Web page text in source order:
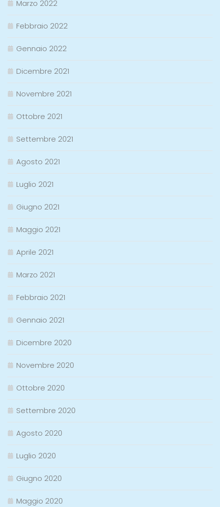
Marzo 2022
Febbraio 2022
Gennaio 2022
Dicembre 2021
Novembre 2021
Ottobre 2021
Settembre 2021
Agosto 2021
Luglio 2021
Giugno 2021
Maggio 2021
Aprile 2021
Marzo 2021
Febbraio 2021
Gennaio 2021
Dicembre 2020
Novembre 2020
Ottobre 2020
Settembre 2020
Agosto 2020
Luglio 2020
Giugno 2020
Maggio 2020